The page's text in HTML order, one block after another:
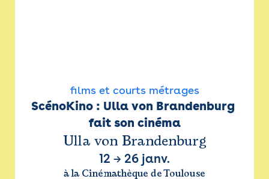
films et courts métrages
ScénoKino : Ulla von Brandenburg
fait son cinéma
Ulla von Brandenburg
12 → 26 janv.
à la Cinémathèque de Toulouse